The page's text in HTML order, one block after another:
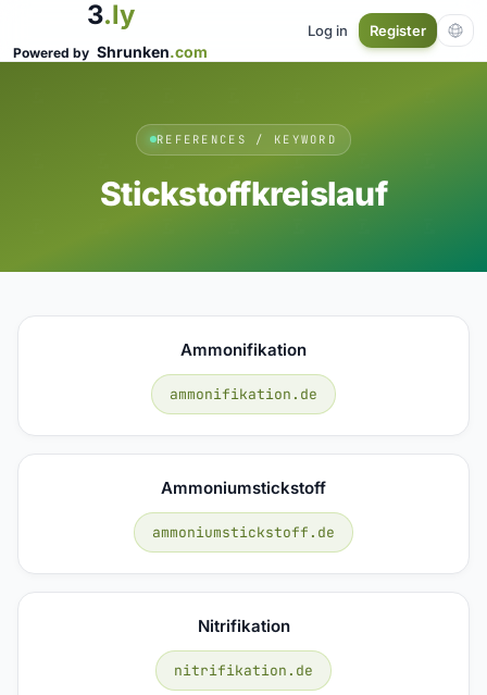
3.ly
Powered by Shrunken.com
Log in Register
REFERENCES / KEYWORD
Stickstoffkreislauf
Ammonifikation
ammonifikation.de
Ammoniumstickstoff
ammoniumstickstoff.de
Nitrifikation
nitrifikation.de